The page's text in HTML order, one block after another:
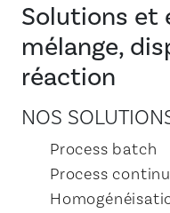
Solutions et
mélange,
réaction
NOS
Process batch
Process continu